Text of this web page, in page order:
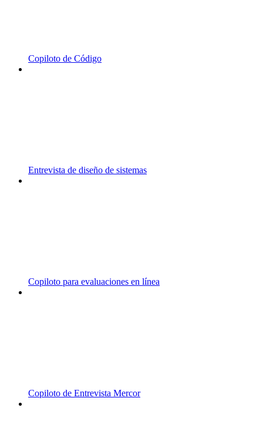
Copiloto de Código
Entrevista de diseño de sistemas
Copiloto para evaluaciones en línea
Copiloto de Entrevista Mercor